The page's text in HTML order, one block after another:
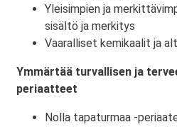
Yleisimpien ja
sisältö ja merkitys
Vaaralliset kemikaalit ja
Ymmärtää turvallisen ja
periaatteet
Nolla tapaturmaa -